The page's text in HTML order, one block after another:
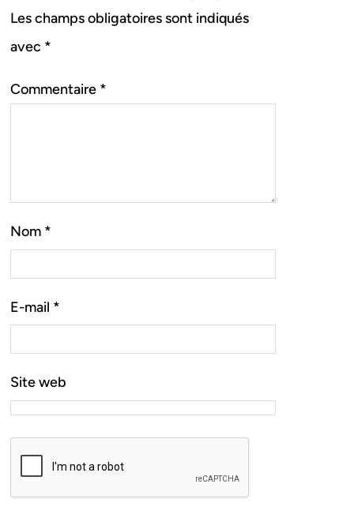
Les champs obligatoires sont indiqués
avec *
Commentaire *
Nom *
E-mail *
Site web